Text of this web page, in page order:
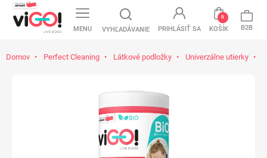
MENU VYHĽADÁVANIE PRIHLÁSIŤ SA KOŠÍK
0
B2B
Domov Perfect Cleaning Látkové podložky Univerzálne utierky